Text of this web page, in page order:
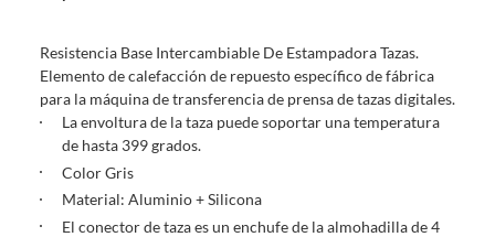
comprado por internet y que hay ciertas categorías que no tienen este
derecho:
Productos que, por su naturaleza, no puedan ser devueltos,
puedan deteriorarse o caducar con rapidez.
De uso personal.
En sodimac.cl te damos30 días desde que recibes el producto. Debe
Resistencia Base Intercambiable De Estampadora Tazas.
Elemento de calefacción de repuesto específico de fábrica
para la máquina de transferencia de prensa de tazas digitales.
La envoltura de la taza puede soportar una temperatura
de hasta 399 grados.
Color Gris
Material: Aluminio + Silicona
El conector de taza es un enchufe de la almohadilla de 4